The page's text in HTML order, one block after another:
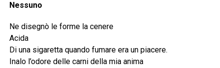
Nessuno
Ne disegnò le forme la cenere
Acida
Di una sigaretta quando fumare era un piacere.
Inalo l’odore delle carni della mia anima